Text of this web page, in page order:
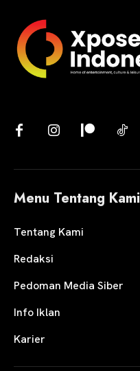
Menu Tentang Kami
Tentang Kami
Redaksi
Pedoman Media Siber
Info Iklan
Karier